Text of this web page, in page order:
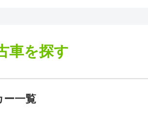
車を探す
ー一覧